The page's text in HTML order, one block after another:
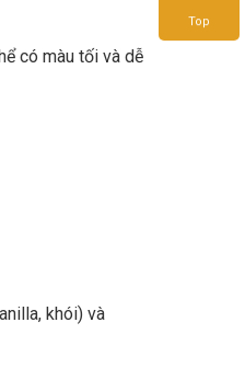
có màu tối và dễ
khói) và
Top